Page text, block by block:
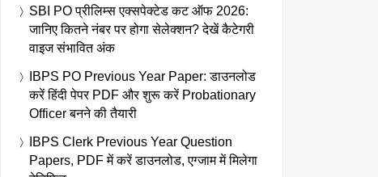
SBI PO प्रीलिम्स एक्सपेक्टेड कट ऑफ 2026:
जानिए कितने नंबर पर होगा सेलेक्शन? देखें कैटेगरी
वाइज संभावित अंक
IBPS PO Previous Year Paper: डाउनलोड
करें हिंदी पेपर PDF और शुरू करें Probationary
Officer बनने की तैयारी
IBPS Clerk Previous Year Question
Papers, PDF में करें डाउनलोड, एग्जाम में मिलेगा